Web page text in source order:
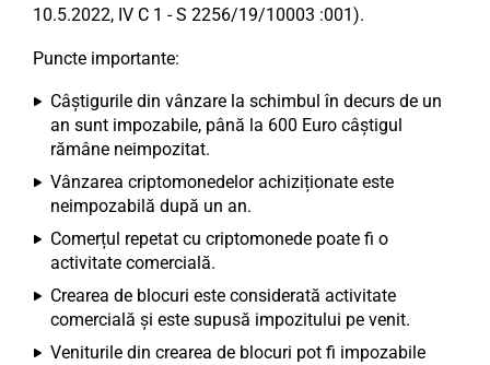
10.5.2022, IV C 1 - S 2256/19/10003 :001).
Puncte importante:
Câștigurile din vânzare la schimbul în decurs de un
an sunt impozabile, până la 600 Euro câștigul
rămâne neimpozitat.
Vânzarea criptomonedelor achiziționate este
neimpozabilă după un an.
Comerțul repetat cu criptomonede poate fi o
activitate comercială.
Crearea de blocuri este considerată activitate
comercială și este supusă impozitului pe venit.
Veniturile din crearea de blocuri pot fi impozabile